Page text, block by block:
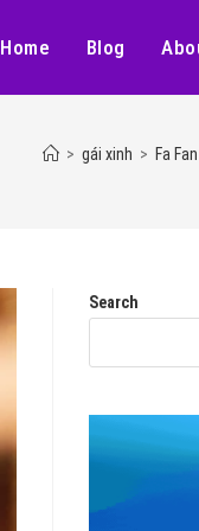
Home Blog
> gái xinh > Fa
Search